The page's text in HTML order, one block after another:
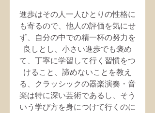
進歩はその人一人ひとりの性格に
も寄るので、他人の評価を気にせ
ず、自分の中での精一杯の努力を
良しとし、小さい進歩でも褒め
て、丁寧に学習して行く習慣をつ
けること、諦めないことを教え
る、クラッシックの器楽演奏・音
楽は特に深い芸術であるし、そう
いう学び方を身につけて行くのに